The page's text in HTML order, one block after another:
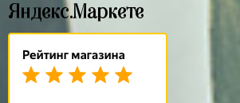
Яндекс.Маркете